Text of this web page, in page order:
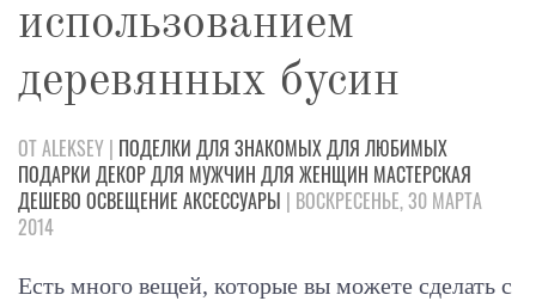
использованием
деревянных бусин
ОТ ALEKSEY | ПОДЕЛКИ ДЛЯ ЗНАКОМЫХДЛЯ ЛЮБИМЫХ
ПОДАРКИ ДЕКОРДЛЯ МУЖЧИН ДЛЯ ЖЕНЩИН МАСТЕРСКАЯ
ДЕШЕВО ОСВЕЩЕНИЕ АКСЕССУАРЫ | ВОСКРЕСЕНЬЕ, 30 МАРТА
2014
Есть много вещей, которые вы можете сделать с